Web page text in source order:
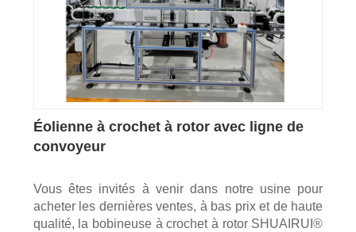
Éolienne à crochet à rotor avec ligne de
convoyeur
Vous êtes invités à venir dans notre usine pour
acheter les dernières ventes, à bas prix et de haute
qualité, la bobineuse à crochet à rotor SHUAIRUI®